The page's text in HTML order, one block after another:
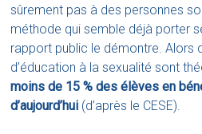
sûrement pas à des personnes
méthode qui semble déjà porter
rapport public le démontre. Alors
d’éducation à la sexualité sont
moins de 15 % des élèves en
d’aujourd’hui (d’après le CESE).